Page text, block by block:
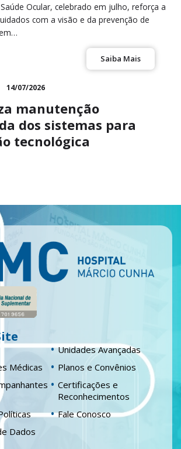
Ocular, celebrado em julho, reforça a
com a visão e da prevenção de
Saiba Mais
14/07/2026
manutenção
dos sistemas para
tecnológica
Unidades Avançadas
Médicas
Planos e Convênios
Certificações e
Reconhecimentos
Fale Conosco
Dados